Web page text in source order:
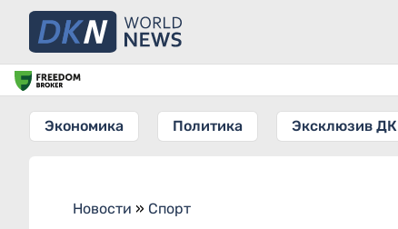
Экономика Политика Эксклюзив ДК
Новости » Спорт